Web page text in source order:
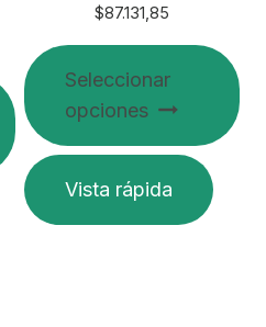
$87.131,85
Seleccionar
opciones
Este
producto
tiene
Vista rápida